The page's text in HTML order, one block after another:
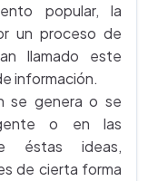
popular, la
un proceso de
llamado este
información.
se genera o se
o en las
éstas ideas,
de cierta forma